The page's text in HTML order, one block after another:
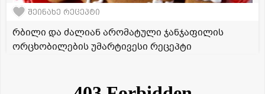
შეინახე რეცეპტი
რბილი და ძალიან არომატული ჯანჯაფილის
ორცხობილების უმარტივესი რეცეპტი